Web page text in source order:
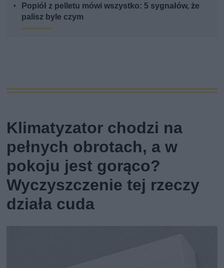
Popiół z pelletu mówi wszystko: 5 sygnałów, że
palisz byle czym
Klimatyzator chodzi na
pełnych obrotach, a w
pokoju jest gorąco?
Wyczyszczenie tej rzeczy
działa cuda